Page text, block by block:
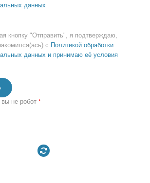
данных
кнопку "Отправить", я подтверждаю,
с Политикой обработки
данных и принимаю её условия
вы не робот *